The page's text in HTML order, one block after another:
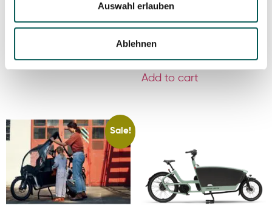
Auswahl erlauben
Ablehnen
7.999,00€ 7.499,00€ €850.00)
7.649,00
Add to cart
Sale!